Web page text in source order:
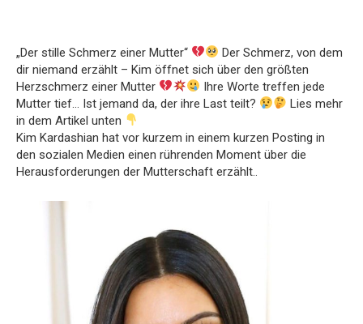
„Der stille Schmerz einer Mutter“
Der Schmerz, von dem
dir niemand erzählt – Kim öffnet sich über den größten
Herzschmerz einer Mutter
Ihre Worte treffen jede
Mutter tief… Ist jemand da, der ihre Last teilt?
Lies mehr
in dem Artikel unten
Kim Kardashian hat vor kurzem in einem kurzen Posting in
den sozialen Medien einen rührenden Moment über die
Herausforderungen der Mutterschaft erzählt..